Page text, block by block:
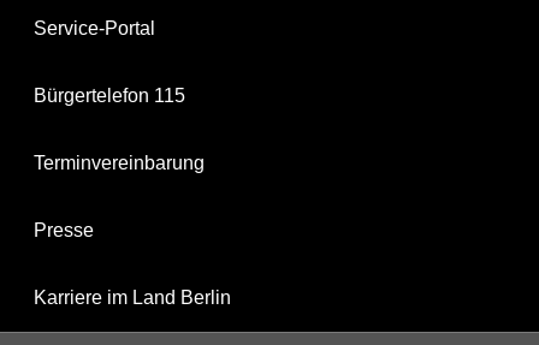
Service-Portal
Bürgertelefon 115
Terminvereinbarung
Presse
Karriere im Land Berlin